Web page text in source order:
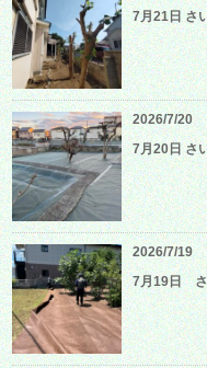
7月21日 さ
2026/7/20
7月20日 さ
2026/7/19
7月19日